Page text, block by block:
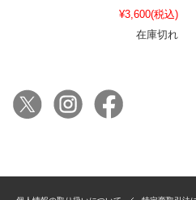
¥3,600(税込)
在庫切れ